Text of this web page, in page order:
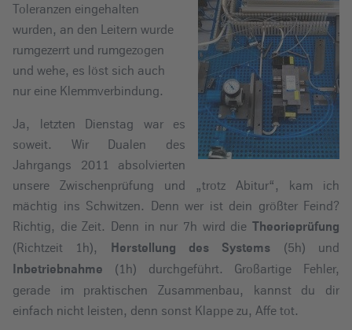
Toleranzen eingehalten
wurden, an den Leitern wurde
rumgezerrt und rumgezogen
und wehe, es löst sich auch
nur eine Klemmverbindung.
Ja, letzten Dienstag war es
soweit. Wir Dualen des
Jahrgangs 2011 absolvierten
unsere Zwischenprüfung und „trotz Abitur“, kam ich
mächtig ins Schwitzen. Denn wer ist dein größter Feind?
Richtig, die Zeit. Denn in nur 7h wird die Theorieprüfung
(Richtzeit 1h), Herstellung des Systems (5h) und
Inbetriebnahme (1h) durchgeführt. Großartige Fehler,
gerade im praktischen Zusammenbau, kannst du dir
einfach nicht leisten, denn sonst Klappe zu, Affe tot.